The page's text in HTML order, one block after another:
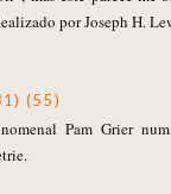
por Joseph H.
(55)
Pam Grier